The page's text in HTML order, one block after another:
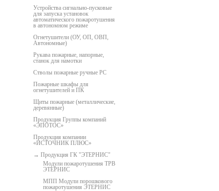
Устройства сигнально-пусковые
для запуска установок
автоматического пожаротушения
в автономном режиме
Огнетушители (ОУ, ОП, ОВП,
Автономные)
Рукава пожарные, напорные,
станок для намотки
Стволы пожарные ручные РС
Пожарные шкафы для
огнетушителей и ПК
Щиты пожарные (металлические,
деревянные)
Продукция Группы компаний
«ЭПОТОС»
Продукция компании
«ИСТОЧНИК ПЛЮС»
Продукция ГК "ЭТЕРНИС"
Модули пожаротушения ТРВ
ЭТЕРНИС
МПП Модули порошкового
пожаротушения ЭТЕРНИС